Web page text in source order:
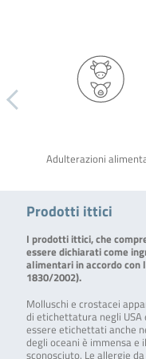
Adulterazioni
Prodotti ittici
I prodotti ittici, che
essere dichiarati come
alimentari in accordo con
1830/2002).
Molluschi e crostacei
di etichettatura negli USA
essere etichettati anche
degli oceani è immensa
sconosciuto. Le allergie